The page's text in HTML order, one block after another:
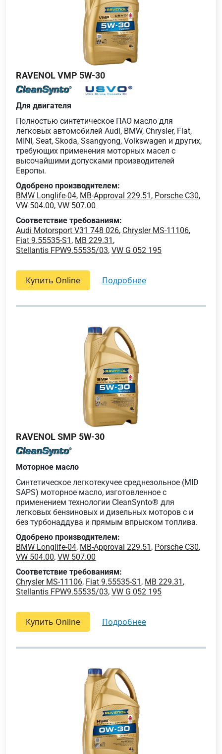
RAVENOL VMP 5W-30
Для двигателя
Полностью синтетическое ПАО масло для
легковых автомобилей Audi, BMW, Chrysler, Fiat,
MINI, Seat, Skoda, Ssangyong, Volkswagen и других,
требующих применения моторных масел с
высочайшими допусками производителей
Европы.
Одобрено производителем:
BMW Longlife-04, MB-Approval 229.51 , Porsche C30,
VW 504.00, VW 507.00
Соответствие требованиям:
Audi Motorsport V31 748 026, Chrysler MS-11106,
Fiat 9.55535-S1 , MB 229.31 ,
Stellantis FPW9.55535/03, VW G 052 195
Купить Online подробнее
RAVENOL SMP 5W-30
Моторное масло
Синтетическое легкотекучее среднезольное (MID
SAPS) моторное масло, изготовленное с
применением технологии CleanSynto® для
легковых бензиновых и дизельных моторов с и
без турбонаддува и прямым впрыском топлива.
Одобрено производителем:
BMW Longlife-04, MB-Approval 229.51 , Porsche C30,
VW 504.00, VW 507.00
Соответствие требованиям:
Chrysler MS-11106, Fiat 9.55535-S1 , MB 229.31 ,
Stellantis FPW9.55535/03, VW G 052 195
Купить Online подробнее